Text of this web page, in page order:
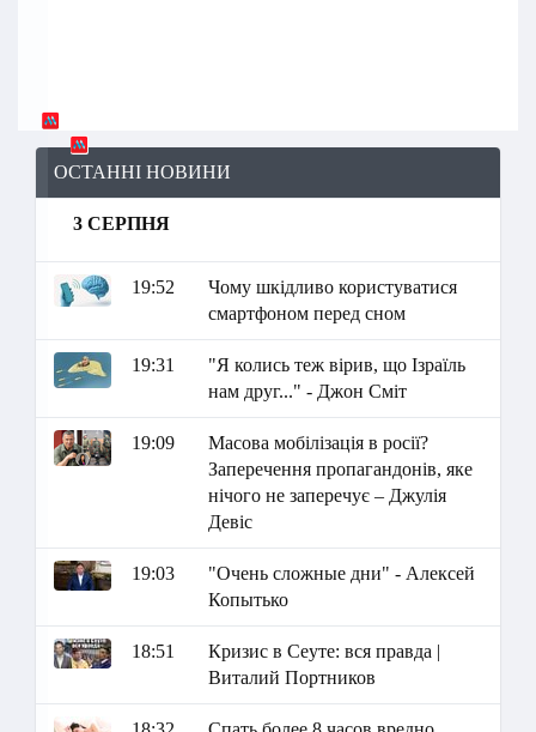
ОСТАННІ НОВИНИ
3 СЕРПНЯ
19:52
Чому шкідливо користуватися
смартфоном перед сном
19:31
"Я колись теж вірив, що Ізраїль
нам друг..." - Джон Сміт
19:09
Масова мобілізація в росії?
Заперечення пропагандонів, яке
нічого не заперечує – Джулія
Девіс
19:03
"Очень сложные дни" - Алексей
Копытько
18:51
Кризис в Сеуте: вся правда |
Виталий Портников